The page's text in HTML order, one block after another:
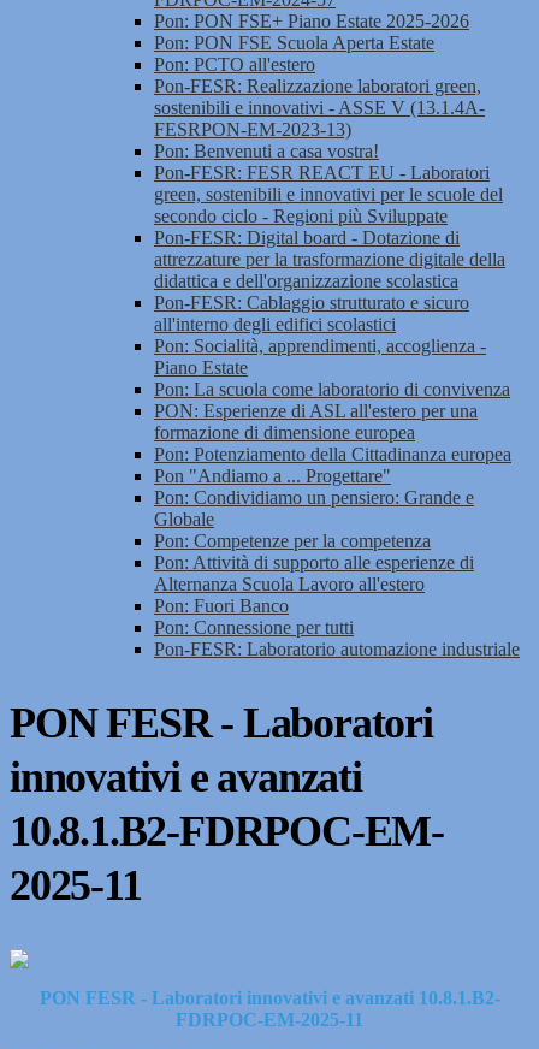
Pon: PON FSE+ Piano Estate 2025-2026
Pon: PON FSE Scuola Aperta Estate
Pon: PCTO all'estero
Pon-FESR: Realizzazione laboratori green,
sostenibili e innovativi - ASSE V (13.1.4A-
FESRPON-EM-2023-13)
Pon: Benvenuti a casa vostra!
Pon-FESR: FESR REACT EU - Laboratori
green, sostenibili e innovativi per le scuole del
secondo ciclo - Regioni più Sviluppate
Pon-FESR: Digital board - Dotazione di
attrezzature per la trasformazione digitale della
didattica e dell'organizzazione scolastica
Pon-FESR: Cablaggio strutturato e sicuro
all'interno degli edifici scolastici
Pon: Socialità, apprendimenti, accoglienza -
Piano Estate
Pon: La scuola come laboratorio di convivenza
PON: Esperienze di ASL all'estero per una
formazione di dimensione europea
Pon: Potenziamento della Cittadinanza europea
Pon "Andiamo a ... Progettare"
Pon: Condividiamo un pensiero: Grande e
Globale
Pon: Competenze per la competenza
Pon: Attività di supporto alle esperienze di
Alternanza Scuola Lavoro all'estero
Pon: Fuori Banco
Pon: Connessione per tutti
Pon-FESR: Laboratorio automazione industriale
PON FESR - Laboratori
innovativi e avanzati
10.8.1.B2-FDRPOC-EM-
2025-11
PON FESR - Laboratori innovativi e avanzati 10.8.1.B2-
FDRPOC-EM-2025-11